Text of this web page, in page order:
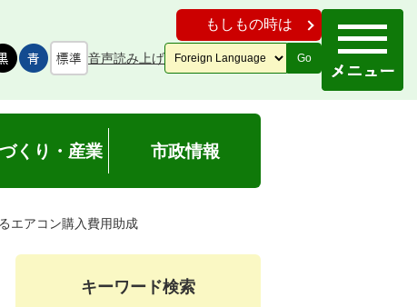
もしもの時は
音声読み上げ Go
くり・産業 市政情報
エアコン購入費用助成
キーワード検索